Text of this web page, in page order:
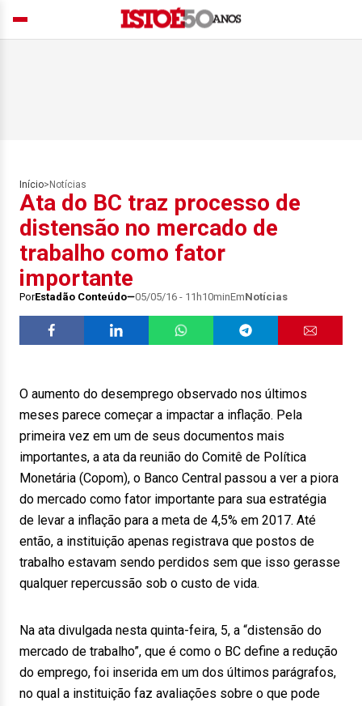
Início> Notícias
Ata do BC traz processo de
distensão no mercado de
trabalho como fator
importante
PorEstadão Conteúdo 05/05/16 - 11h10minEmNotícias
O aumento do desemprego observado nos últimos
meses parece começar a impactar a inflação. Pela
primeira vez em um de seus documentos mais
importantes, a ata da reunião do Comitê de Política
Monetária (Copom), o Banco Central passou a ver a piora
do mercado como fator importante para sua estratégia
de levar a inflação para a meta de 4,5% em 2017. Até
então, a instituição apenas registrava que postos de
trabalho estavam sendo perdidos sem que isso gerasse
qualquer repercussão sob o custo de vida.
Na ata divulgada nesta quinta-feira, 5, a “distensão do
mercado de trabalho”, que é como o BC define a redução
do emprego, foi inserida em um dos últimos parágrafos,
no qual a instituição faz avaliações sobre o que pode